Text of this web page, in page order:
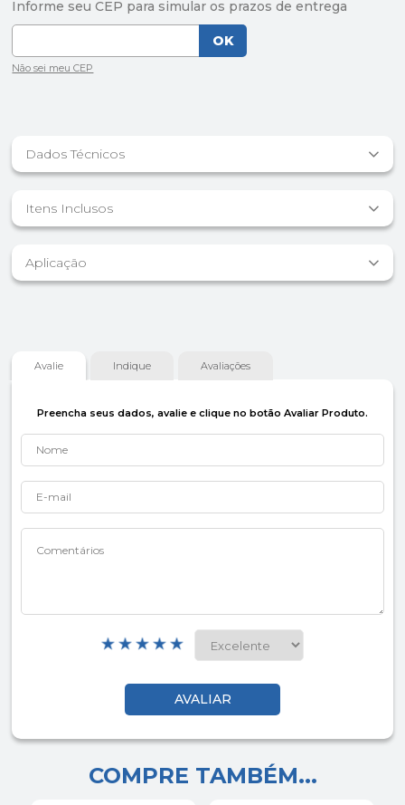
Dados Técnicos
Itens Inclusos
Aplicação
Avalie Indique Avaliações
Preencha seus dados, avalie e clique no botão Avaliar Produto.
COMPRE TAMBÉM...